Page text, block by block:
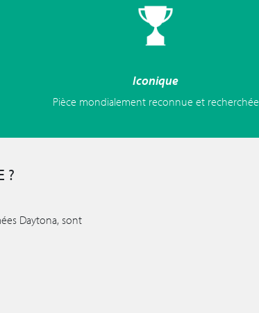
Iconique
Pièce mondialement reconnue et recherchée
?
Daytona, sont